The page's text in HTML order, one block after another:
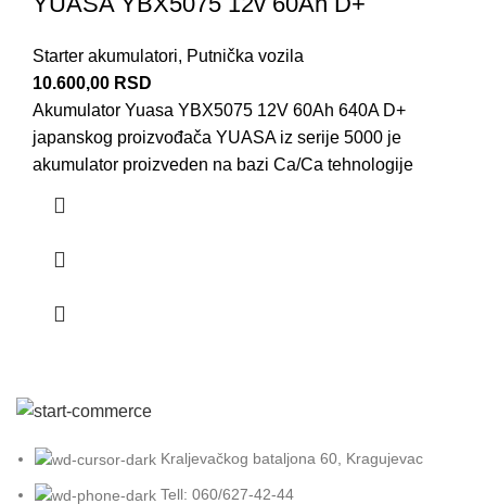
Starter akumulatori, Putnička vozila
10.600,00 RSD
Akumulator Yuasa YBX5075 12V 60Ah 640A D+
japanskog proizvođača YUASA iz serije 5000 je
akumulator proizveden na bazi Ca/Ca tehnologije
Kraljevačkog bataljona 60, Kragujevac
Tell: 060/627-42-44